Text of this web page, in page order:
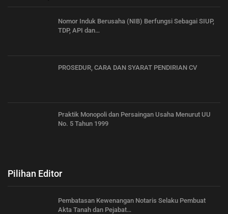
Nomor Induk Berusaha (NIB) Berfungsi Sebagai SIUP,
TDP, API dan…
PROSEDUR, CARA DAN SYARAT PENDIRIAN CV
Praktik Monopoli dan Persaingan Usaha Menurut UU
No. 5 Tahun 1999
Pilihan Editor
Pembatasan Kewenangan Notaris Selaku Pembuat
Akta Tanah dan Pejabat…